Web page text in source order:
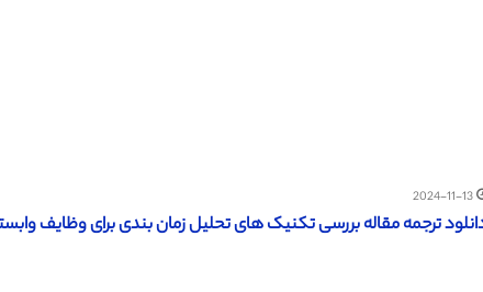
2024-11-13
ترجمه مقاله بررسی تکنیک های تحلیل زمان بندی برای وظایف وابسته